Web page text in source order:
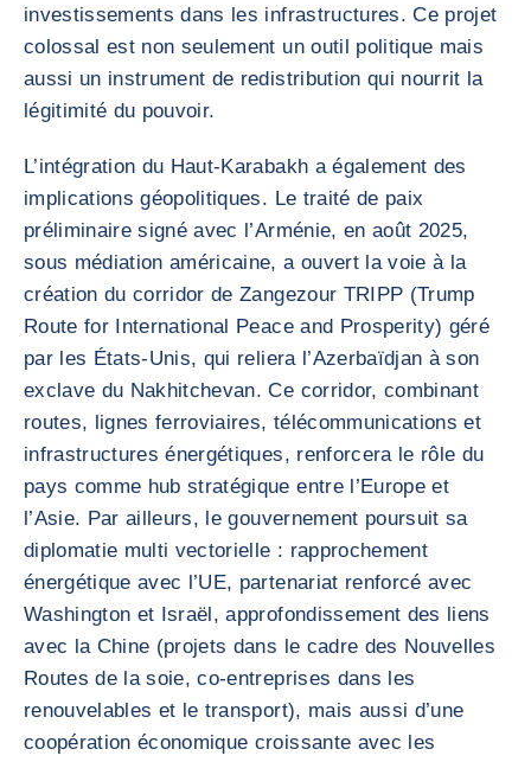
investissements dans les infrastructures. Ce projet
colossal est non seulement un outil politique mais
aussi un instrument de redistribution qui nourrit la
légitimité du pouvoir.
L’intégration du Haut-Karabakh a également des
implications géopolitiques. Le traité de paix
préliminaire signé avec l’Arménie, en août 2025,
sous médiation américaine, a ouvert la voie à la
création du corridor de Zangezour TRIPP (Trump
Route for International Peace and Prosperity) géré
par les États-Unis, qui reliera l’Azerbaïdjan à son
exclave du Nakhitchevan. Ce corridor, combinant
routes, lignes ferroviaires, télécommunications et
infrastructures énergétiques, renforcera le rôle du
pays comme hub stratégique entre l’Europe et
l’Asie. Par ailleurs, le gouvernement poursuit sa
diplomatie multi vectorielle : rapprochement
énergétique avec l’UE, partenariat renforcé avec
Washington et Israël, approfondissement des liens
avec la Chine (projets dans le cadre des Nouvelles
Routes de la soie, co-entreprises dans les
renouvelables et le transport), mais aussi d’une
coopération économique croissante avec les